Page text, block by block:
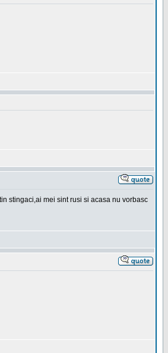
stingaci,ai mei sint rusi si acasa nu vorbasc